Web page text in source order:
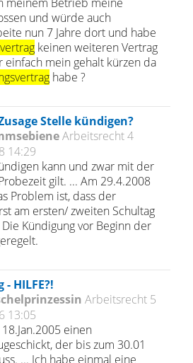
und würde auch
nun 7 Jahre dort und habe
keinen weiteren Vertrag
einfach mein gehalt kürzen da
habe ?
Stelle kündigen?
Arbeitsrecht4
14:29
kann und zwar mit der
gilt. ... Am 29.4.2008
Problem ist, dass der
am ersten/ zweiten Schultag
Kündigung vor Beginn der
HILFE?!
Arbeitsrecht 5
13:05
einen
der bis zum 30.01
... Ich habe einmal eine